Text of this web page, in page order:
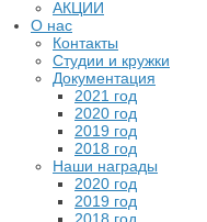
АКЦИИ
О нас
Контакты
Студии и кружки
Документация
2021 год
2020 год
2019 год
2018 год
Наши награды
2020 год
2019 год